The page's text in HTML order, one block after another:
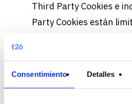
Consentimiento Detalles
Third Party Cookies e
Party Cookies están
recientemente derivado
aplicaciones directas
publicitario digital
hablando de solicitud de